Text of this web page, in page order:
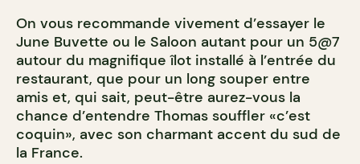
On vous recommande vivement d’essayer le
June Buvette ou le Saloon autant pour un 5@7
autour du magnifique îlot installé à l’entrée du
restaurant, que pour un long souper entre
amis et, qui sait, peut-être aurez-vous la
chance d’entendre Thomas souffler «c’est
coquin», avec son charmant accent du sud de
la France.